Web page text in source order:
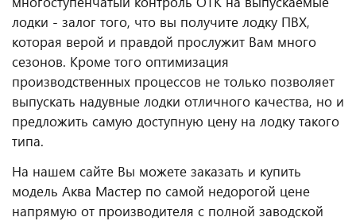
лодки - залог того, что вы получите лодку ПВХ,
которая верой и правдой прослужит Вам много
сезонов. Кроме того оптимизация
производственных процессов не только позволяет
выпускать надувные лодки отличного качества, но и
предложить самую доступную цену на лодку такого
типа.
На нашем сайте Вы можете заказать и купить
модель Аква Мастер по самой недорогой цене
напрямую от производителя с полной заводской